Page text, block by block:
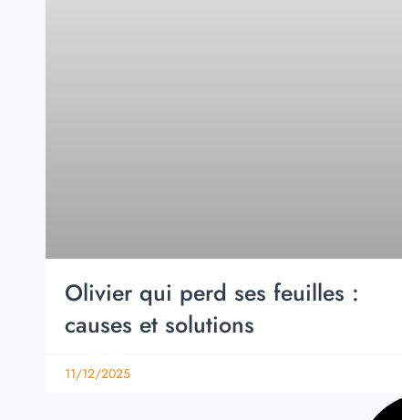
Olivier qui perd ses feuilles :
causes et solutions
11/12/2025